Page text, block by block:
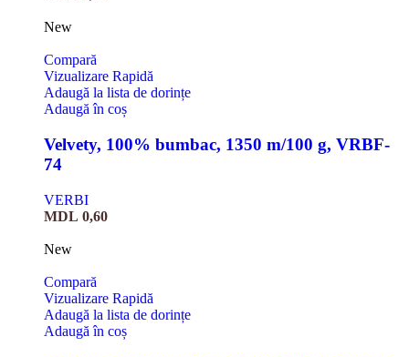
New
Compară
Vizualizare Rapidă
Adaugă la lista de dorințe
Adaugă în coș
Velvety, 100% bumbac, 1350 m/100 g, VRBF-
74
VERBI
MDL 0,60
New
Compară
Vizualizare Rapidă
Adaugă la lista de dorințe
Adaugă în coș